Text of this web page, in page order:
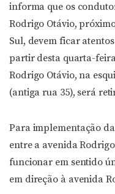
informa que os
Rodrigo Otávio,
Sul, devem ficar
partir desta quarta-
Rodrigo Otávio, na
(antiga rua 35), será
Para implementação
entre a avenida
funcionar em sentido
em direção à avenida